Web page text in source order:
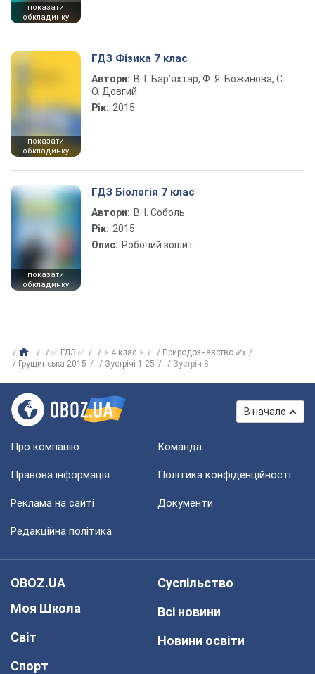
показати
обкладинку
показати
обкладинку
ГДЗ Фізика 7 клас
Автори: В. Г. Бар’яхтар, Ф. Я. Божинова, С.
О. Довгий
Рік: 2015
показати
обкладинку
ГДЗ Біологія 7 клас
Автори: В. І. Соболь
Рік: 2015
Опис: Робочий зошит
✅ ГДЗ ✅ ⚡ 4 клас ⚡
Природознавство ✍
Грущинська 2015
Зустрічі 1-25 Зустріч 8
В начало
Про компанію Команда
Правова інформація Політика конфіденційності
Реклама на сайті Документи
Редакційна політика
OBOZ.UA
Моя Школа
Світ
Спорт
Суспільство
Всі новини
Новини освіти